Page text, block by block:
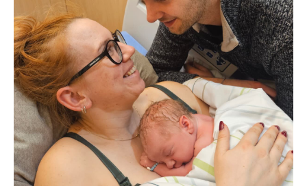
We offer support for our customers
Mon - Fri 8:00am - 5:00pm(GMT +1)
Get in touch
Cybersteel Inc.
376-293 City Road, Suite 600
San Francisco, CA 94102